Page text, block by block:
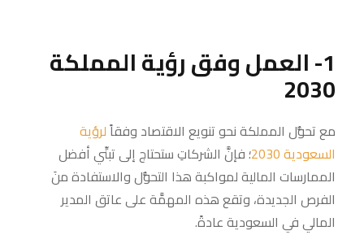
1- العمل وفق رؤية المملكة
2030
مع تحوُّل المملكة نحو تنويع الاقتصاد وفقاًلرؤية
السعودية 2030
؛ فإنَّ الشركاتِ ستحتاج إلى تبنِّي أفضل
الممارسات المالية لمواكبة هذا التحوُّل والاستفادة منَ
الفرص الجديدة، وتقع هذه المهمَّة على عاتق المدير
المالي في السعودية عادةً.